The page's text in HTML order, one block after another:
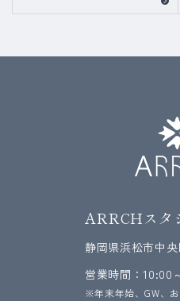
ARRCHスタ
静岡県浜松市中
営業時間：10:00
※年末年始、GW、